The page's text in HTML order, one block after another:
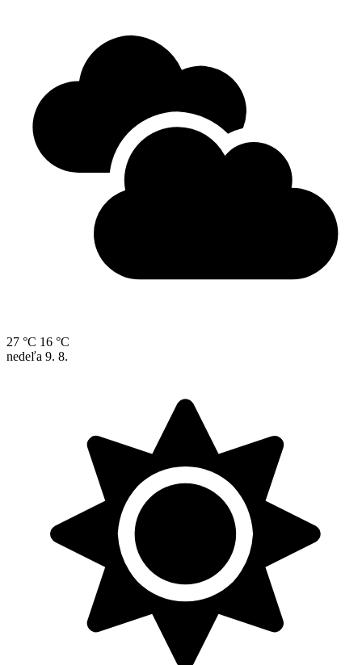
27 °C 16 °C
nedeľa 9. 8.